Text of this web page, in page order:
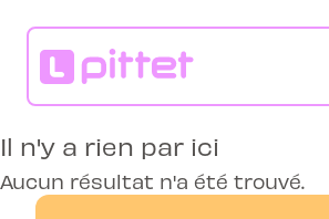
Il n'y a rien par ici
Aucun résultat n'a été trouvé.